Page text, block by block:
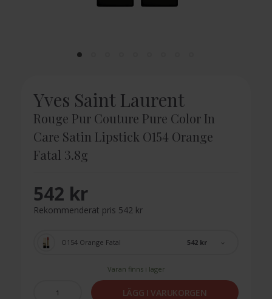
Yves Saint Laurent
Rouge Pur Couture Pure Color In
Care Satin Lipstick O154 Orange
Fatal 3.8g
542 kr
Rekommenderat pris 542 kr
542 kr
O154 Orange Fatal
Varan finns i lager
LÄGG I VARUKORGEN